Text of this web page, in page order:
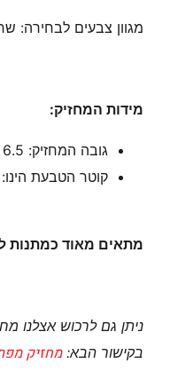
מגוון צבעים לבחירה:
מידות המחזיק:
גובה המחזיק: 6.5 ס”מ.
קוטר הטבעת הינו: 22 מילימטר.
מתאים מאוד כמתנות
ניתן גם לרכוש אצלנו
בקישור הבא:מחזיק